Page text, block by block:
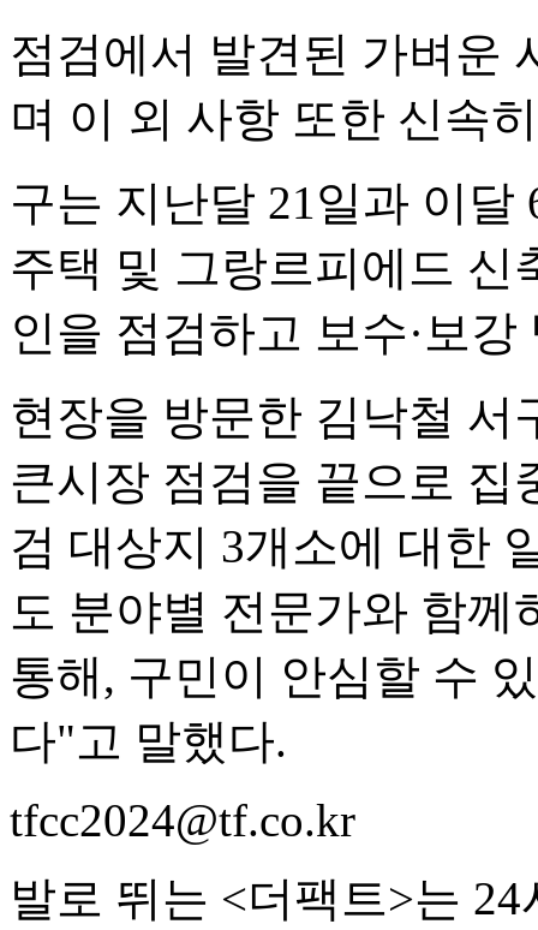
점검에서 발견된 가벼운
며 이 외 사항 또한 신속
구는 지난달 21일과 이
주택 및 그랑르피에드 신
인을 점검하고 보수·보
현장을 방문한 김낙철
큰시장 점검을 끝으로 집
검 대상지 3개소에 대한
도 분야별 전문가와 함께
통해, 구민이 안심할 수
다"고 말했다.
tfcc2024@tf.co.kr
발로 뛰는 <더팩트>는